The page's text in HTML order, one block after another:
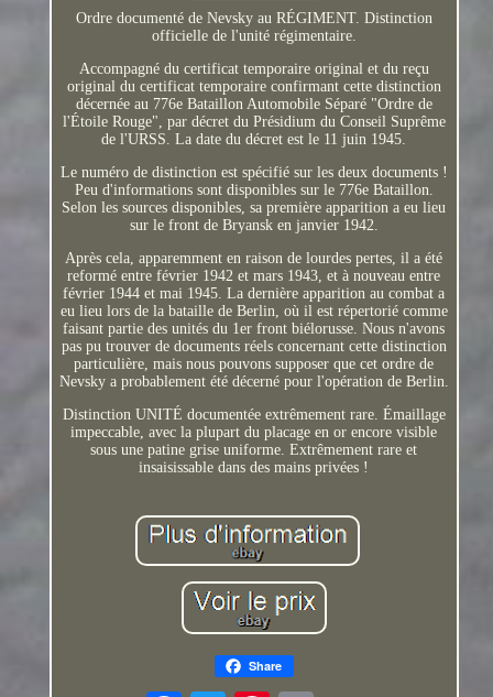
Ordre documenté de Nevsky au RÉGIMENT. Distinction
officielle de l'unité régimentaire.
Accompagné du certificat temporaire original et du reçu
original du certificat temporaire confirmant cette distinction
décernée au 776e Bataillon Automobile Séparé "Ordre de
l'Étoile Rouge", par décret du Présidium du Conseil Suprême
de l'URSS. La date du décret est le 11 juin 1945.
Le numéro de distinction est spécifié sur les deux documents !
Peu d'informations sont disponibles sur le 776e Bataillon.
Selon les sources disponibles, sa première apparition a eu lieu
sur le front de Bryansk en janvier 1942.
Après cela, apparemment en raison de lourdes pertes, il a été
reformé entre février 1942 et mars 1943, et à nouveau entre
février 1944 et mai 1945. La dernière apparition au combat a
eu lieu lors de la bataille de Berlin, où il est répertorié comme
faisant partie des unités du 1er front biélorusse. Nous n'avons
pas pu trouver de documents réels concernant cette distinction
particulière, mais nous pouvons supposer que cet ordre de
Nevsky a probablement été décerné pour l'opération de Berlin.
Distinction UNITÉ documentée extrêmement rare. Émaillage
impeccable, avec la plupart du placage en or encore visible
sous une patine grise uniforme. Extrêmement rare et
insaisissable dans des mains privées !
Share